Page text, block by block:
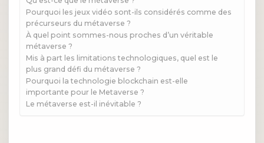
Pourquoi les jeux vidéo sont-ils considérés comme des
précurseurs du métaverse ?
À quel point sommes-nous proches d’un véritable
métaverse ?
Mis à part les limitations technologiques, quel est le
plus grand défi du métaverse ?
Pourquoi la technologie blockchain est-elle
importante pour le Metaverse ?
Le métaverse est-il inévitable ?